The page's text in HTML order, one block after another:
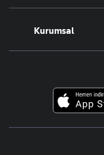
Magazin
Teknoloji
Resmî Ilanlar
Foto Haber
Kurumsal
Hakkımızda
Künye